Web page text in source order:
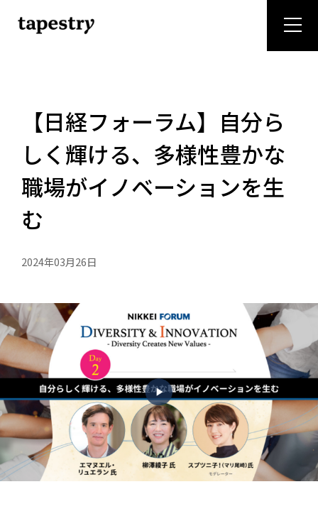
【日経フォーラム】自分ら
しく輝ける、多様性豊かな
職場がイノベーションを生
む
2024年03月26日